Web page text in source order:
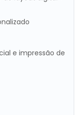
e impressão de